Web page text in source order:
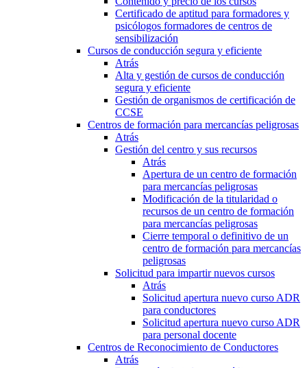
Certificado de aptitud para formadores y
psicólogos formadores de centros de
sensibilización
Cursos de conducción segura y eficiente
Atrás
Alta y gestión de cursos de conducción
segura y eficiente
Gestión de organismos de certificación de
CCSE
Centros de formación para mercancías peligrosas
Atrás
Gestión del centro y sus recursos
Atrás
Apertura de un centro de formación
para mercancías peligrosas
Modificación de la titularidad o
recursos de un centro de formación
para mercancías peligrosas
Cierre temporal o definitivo de un
centro de formación para mercancías
peligrosas
Solicitud para impartir nuevos cursos
Atrás
Solicitud apertura nuevo curso ADR
para conductores
Solicitud apertura nuevo curso ADR
para personal docente
Centros de Reconocimiento de Conductores
Atrás